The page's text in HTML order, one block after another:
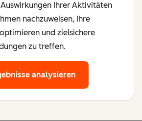
Ihrer Aktivitäten
nachzuweisen, Ihre
und zielsichere
zu treffen.
analysieren